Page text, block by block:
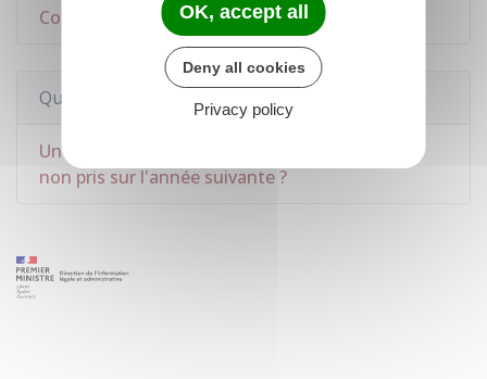
Congés payés du salarié dans le secteur privé
Questions ? Réponses !
Un salarié peut-il reporter ses jours de congés
non pris sur l'année suivante ?
OK, accept all
Deny all cookies
Privacy policy